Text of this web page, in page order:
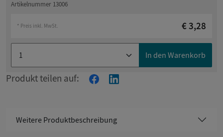
Artikelnummer 13006
* Preis inkl. MwSt. € 3,28
In den Warenkorb
Produkt teilen auf:
Weitere Produktbeschreibung